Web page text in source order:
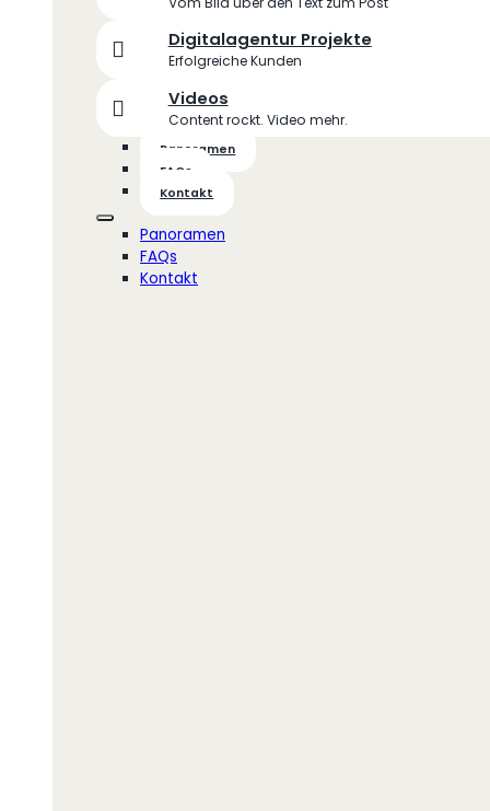
Digitalagentur Projekte
Erfolgreiche Kunden
Videos
Content rockt. Video mehr.
Panoramen
FAQs
Kontakt
Panoramen
FAQs
Kontakt